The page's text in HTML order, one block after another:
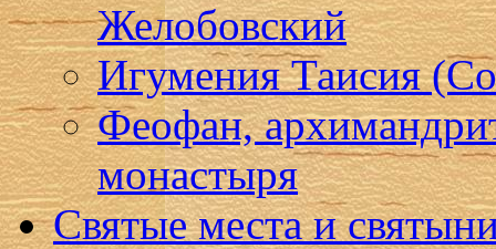
Желобовский
Игумения Таисия
Феофан,
монастыря
Святые места и